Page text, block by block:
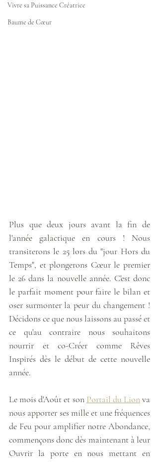
Vivre sa Puissance Créatrice
Baume de Cœur
Plus que deux jours avant la fin de
l'année galactique en cours ! Nous
transiterons le 25 lors du "jour Hors du
Temps", et plongerons Cœur le premier
le 26 dans la nouvelle année. C'est donc
le parfait moment pour faire le bilan et
oser surmonter la peur du changement !
Décidons ce que nous laissons au passé et
ce qu'au contraire nous souhaitons
nourrir et co-Créer comme Rêves
Inspirés dès le début de cette nouvelle
année.
Le mois d'Août et son Portail du Lion va
nous apporter ses mille et une fréquences
de Feu pour amplifier notre Abondance,
commençons donc dès maintenant à leur
Ouvrir la porte en nous mettant en